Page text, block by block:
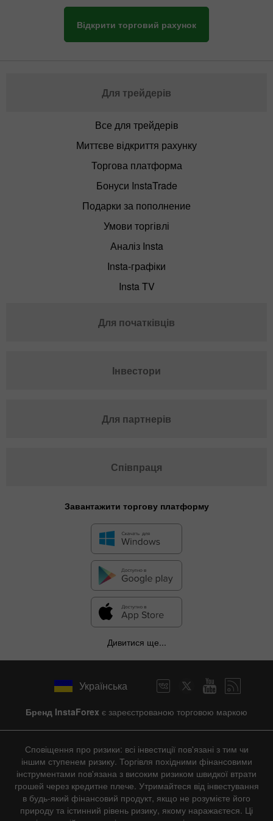
Відкрити торговий рахунок
Для трейдерів
Все для трейдерів
Миттєве відкриття рахунку
Торгова платформа
Бонуси InstaTrade
Подарки за пополнение
Умови торгівлі
Аналіз Insta
Insta-графіки
Insta TV
Для початківців
Інвестори
Для партнерів
Співпраця
Завантажити торгову платформу
Дивитися ще...
Українська
Бренд InstaForex є зареєстрованою торговою маркою
Сповіщення про ризики: всі інвестиції пов'язані з тим чи
іншим ступенем ризику. Торгівля похідними фінансовими
інструментами пов'язана з високим ризиком швидкої втрати
грошей через кредитне плече. Утримайтеся від інвестування
в будь-який фінансовий продукт, якщо не розумієте його
природу та істинний рівень ризику, якому наражаєтеся. Ці